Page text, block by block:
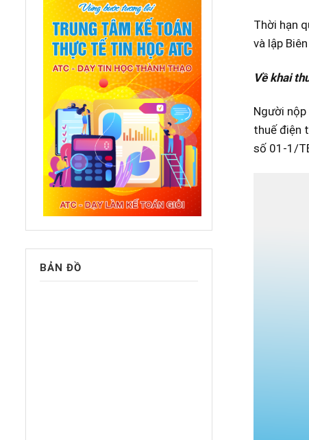
BẢN ĐỒ
Thời hạn
và lập
Về khai
Người
thuế điện
số 01-1/